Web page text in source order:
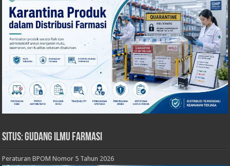
Situs: Gudang Ilmu Farmasi
Peraturan BPOM Nomor 5 Tahun 2026